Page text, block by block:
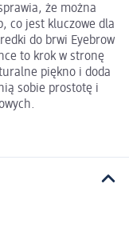
że można
co jest kluczowe dla
do brwi Eyebrow
to krok w stronę
piękno i doda
sobie prostotę i